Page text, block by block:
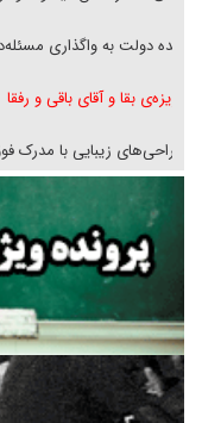
دنده دولت به واگذاری
غریزه‌ی بقا و آقای باقی و رفقا
جراحی‌های زیبایی با مدرک
گفت‌وگو با همسر یکی از
انگشت‌های پا شناسایی کردیم
نسلی که آنلاین الگو می‌گیرد
گفت‌وگو با آیت‌الله جاودان/
ارتقا می‌داد